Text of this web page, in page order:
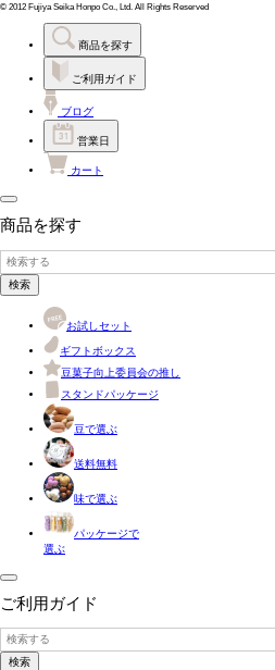
© 2012 Fujiya Seika Honpo Co., Ltd. All Rights Reserved
商品を探す
ご利用ガイド
ブログ
営業日
カート
商品を探す
検索
お試しセット
ギフトボックス
豆菓子向上委員会の推し
スタンドパッケージ
豆で選ぶ
送料無料
味で選ぶ
パッケージで
選ぶ
ご利用ガイド
検索